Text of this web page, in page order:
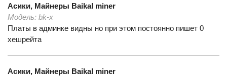
Асики, Майнеры Baikal miner
Модель: bk-x
Платы в админке видны но при этом постоянно пишет 0
хешрейта
Асики, Майнеры Baikal miner